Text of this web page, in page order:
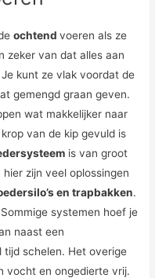
ochtendvoeren als ze
zeker van dat alles aan
kunt ze vlak voordat de
gemengd graan geven.
wat makkelijker naar
van de kip gevuld is
is van groot
zijn veel oplossingen
en trapbakken.
systemen hoef je
naast een
tijd schelen. Het overige
vocht en ongedierte vrij.